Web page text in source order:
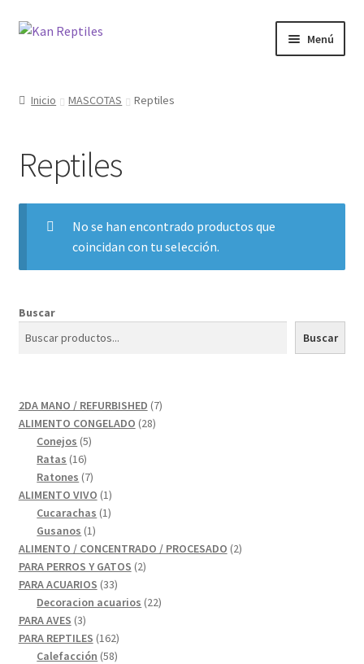
Ir
Ir
Menú
Blog
Inicio MASCOTAS Reptiles
Reptiles
No se han encontrado productos que
coincidan con tu selección.
Buscar
Buscar
2DA MANO / REFURBISHED 77
ALIMENTO CONGELADO 2828
Conejos 55
Ratas 1616
productos
Ratones 77
productos
ALIMENTO VIVO 11
producto
Cucarachas 11
Gusanos 11
producto
ALIMENTO / CONCENTRADO / PROCESADO 22
PARA PERROS Y GATOS 22
PARA ACUARIOS 3333
productos
Decoracion acuarios 2222
PARA AVES 33
productos
PARA REPTILES 162162
productos
Calefacción 5858